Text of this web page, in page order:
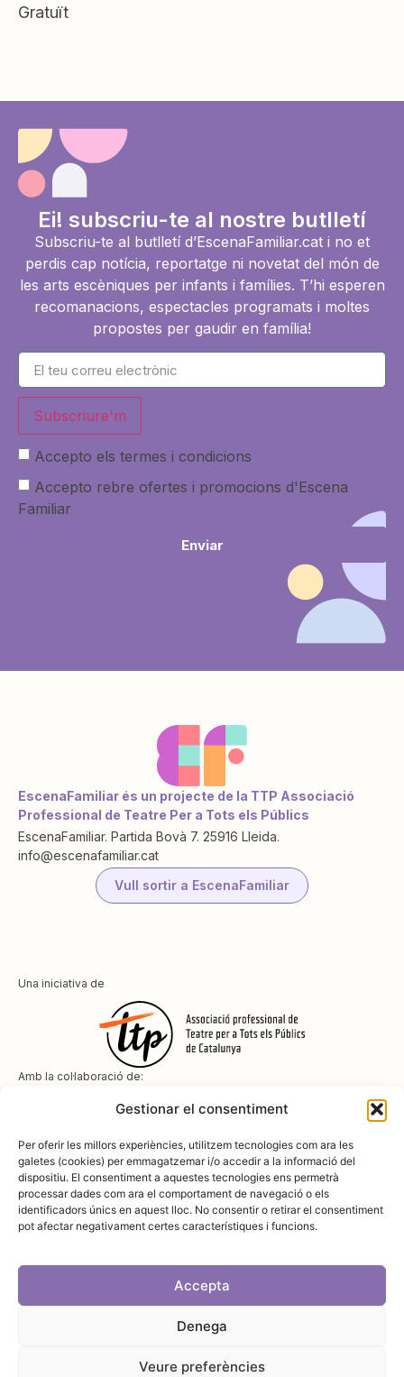
Gestionar el consentiment
Per oferir les millors experiències, utilitzem tecnologies com ara les
galetes (cookies) per emmagatzemar i/o accedir a la informació del
dispositiu. El consentiment a aquestes tecnologies ens permetrà
processar dades com ara el comportament de navegació o els
identificadors únics en aquest lloc. No consentir o retirar el consentiment
pot afectar negativament certes característiques i funcions.
Accepta
Denega
Veure preferències
Gratuït
Ei! subscriu-te al nostre butlletí
Subscriu-te al butlletí d’EscenaFamiliar.cat i no et
perdis cap notícia, reportatge ni novetat del món de
les arts escèniques per infants i famílies. T’hi esperen
recomanacions, espectacles programats i moltes
propostes per gaudir en família!
Subscriure'm
Accepto els termes i condicions
Accepto rebre ofertes i promocions d'Escena
Familiar
Enviar
EscenaFamiliar és un projecte de la TTP Associació
Professional de Teatre Per a Tots els Públics
EscenaFamiliar. Partida Bovà 7. 25916 Lleida.
info@escenafamiliar.cat
Vull sortir a EscenaFamiliar
Una iniciativa de
Amb la col·laboració de:
Amb el suport de
Política de privadesa